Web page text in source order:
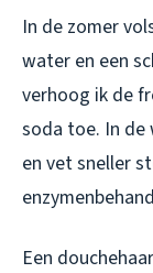
In de zomer
water en een
verhoog ik de
soda toe. In de
en vet sneller
Een